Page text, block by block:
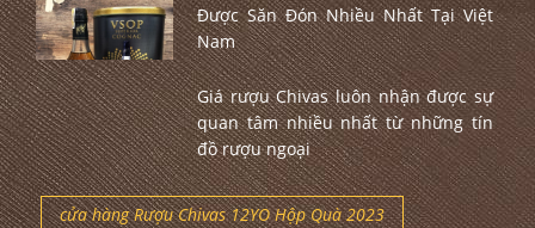
Được Săn Đón Nhiều Nhất Tại Việt
Nam
Giá rượu Chivas luôn nhận được sự
quan tâm nhiều nhất từ những tín
đồ rượu ngoại
cửa hàng Rượu Chivas 12YO Hộp Quà 2023